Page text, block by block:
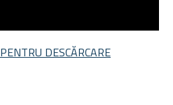
DESCĂRCARE